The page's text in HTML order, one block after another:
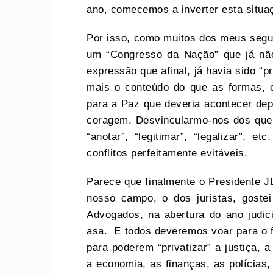
ano, comecemos a inverter esta
Por isso, como muitos dos meus
um “Congresso da Nação” que já
expressão que afinal, já havia sido
mais o conteúdo do que as formas,
para a Paz que deveria acontecer
coragem. Desvincularmo-nos dos
“anotar”, “legitimar”, “legalizar”,
conflitos perfeitamente evitáveis.
Parece que finalmente o Presidente
nosso campo, o dos juristas,
Advogados, na abertura do ano
asa. E todos deveremos voar para o
para poderem “privatizar” a justiça,
a economia, as finanças, as